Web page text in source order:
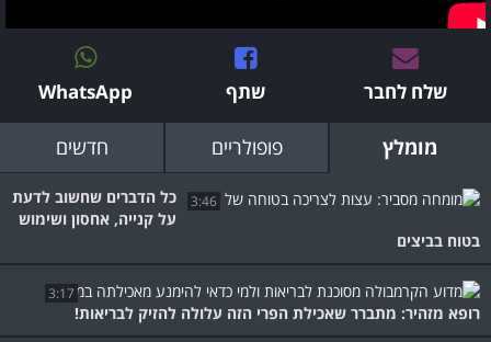
שלח לחבר שתף WhatsApp
מומלץ פופולריים חדשים
3:46
כל הדברים שחשוב לדעת
על קנייה, אחסון ושימוש
בטוח בביצים
3:17
רופא מזהיר: מתברר שאכילת הפרי הזה עלולה להזיק לבריאות!